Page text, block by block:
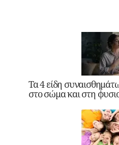
Τα 4 είδη
στο σώμα και στη